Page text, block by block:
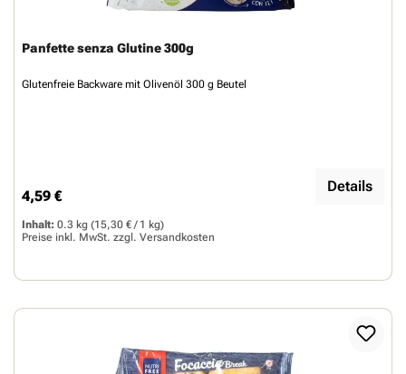
Panfette senza Glutine 300g
Glutenfreie Backware mit Olivenöl 300 g Beutel
Regulärer Preis:
4,59 €
Details
Inhalt: 0.3 kg (15,30 € / 1 kg)
Preise inkl. MwSt. zzgl. Versandkosten